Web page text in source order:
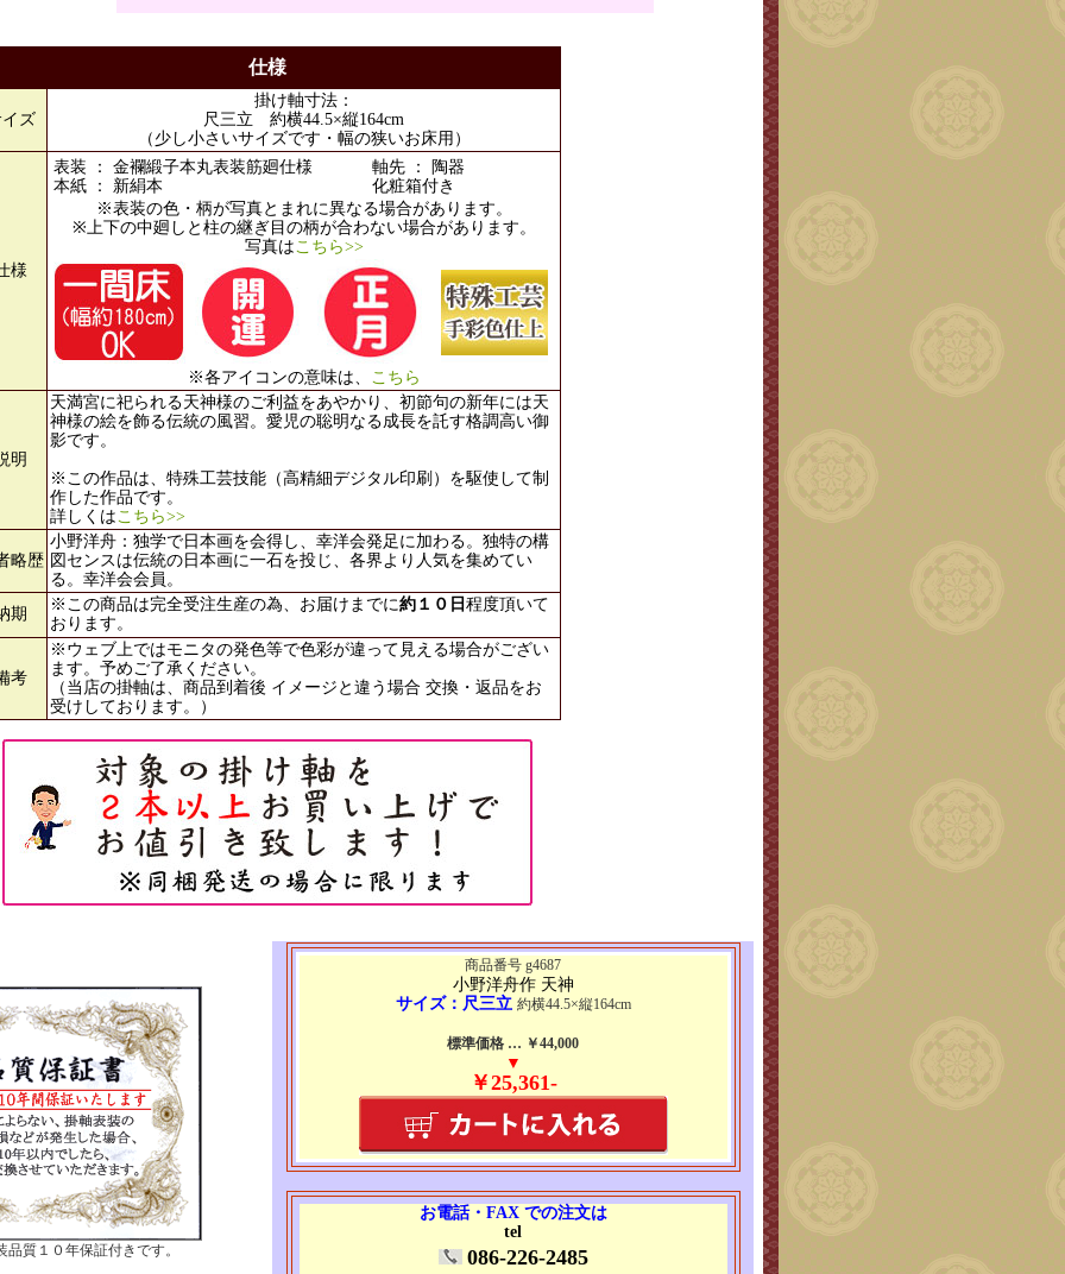
仕様
ズ
掛け軸寸法：
尺三立 約横44.5×縦164cm
（少し小さいサイズです・幅の狭いお床用）
様
表装 ： 金襴緞子本丸表装筋廻仕様
本紙 ： 新絹本
軸先 ： 陶器
化粧箱付き
※表装の色・柄が写真とまれに異なる場合があります。
※上下の中廻しと柱の継ぎ目の柄が合わない場合があります。
写真はこちら>>
※各アイコンの意味は、 こちら
明
天満宮に祀られる天神様のご利益をあやかり、初節句の新年には天
神様の絵を飾る伝統の風習。愛児の聡明なる成長を託す格調高い御
影です。
※この作品は、特殊工芸技能（高精細デジタル印刷）を駆使して制
作した作品です。
詳しくはこちら>>
略歴
小野洋舟：独学で日本画を会得し、幸洋会発足に加わる。独特の構
図センスは伝統の日本画に一石を投じ、各界より人気を集めてい
る。幸洋会会員。
期
※この商品は完全受注生産の為、お届けまでに約１０日 程度頂いて
おります。
考
※ウェブ上ではモニタの発色等で色彩が違って見える場合がござい
ます。予めご了承ください。
（当店の掛軸は、商品到着後 イメージと違う場合 交換・返品をお
受けしております。）
質１０年保証付きです。
商品番号 g4687
小野洋舟作 天神
サイズ：尺三立 約横44.5×縦164cm
標準価格 … ￥44,000
▼
￥25,361-
お電話・FAX での注文は
tel
086-226-2485